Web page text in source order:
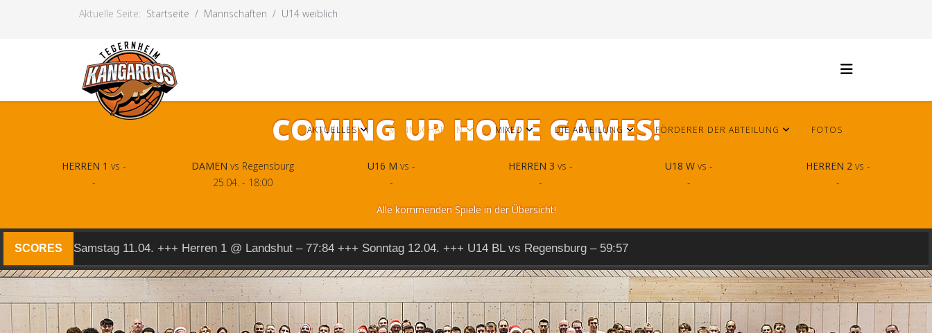
Aktuelle Seite: Startseite Mannschaften U14 weiblich
AKTUELLES MANNSCHAFTEN MIXED DIE ABTEILUNG FÖRDERER DER ABTEILUNG FOTOS
COMING UP HOME GAMES!
HERREN 1 vs -
-
DAMEN vs Regensburg
25.04. - 18:00
U16 M vs -
-
HERREN 3 vs -
-
U18 W vs -
-
HERREN 2 vs -
-
Alle kommenden Spiele in der Übersicht!
SCORES Samstag 11.04. +++ Herren 1 @ Landshut – 77:84 +++ Sonntag 12.04. +++ U14 BL vs Regensburg – 59:57